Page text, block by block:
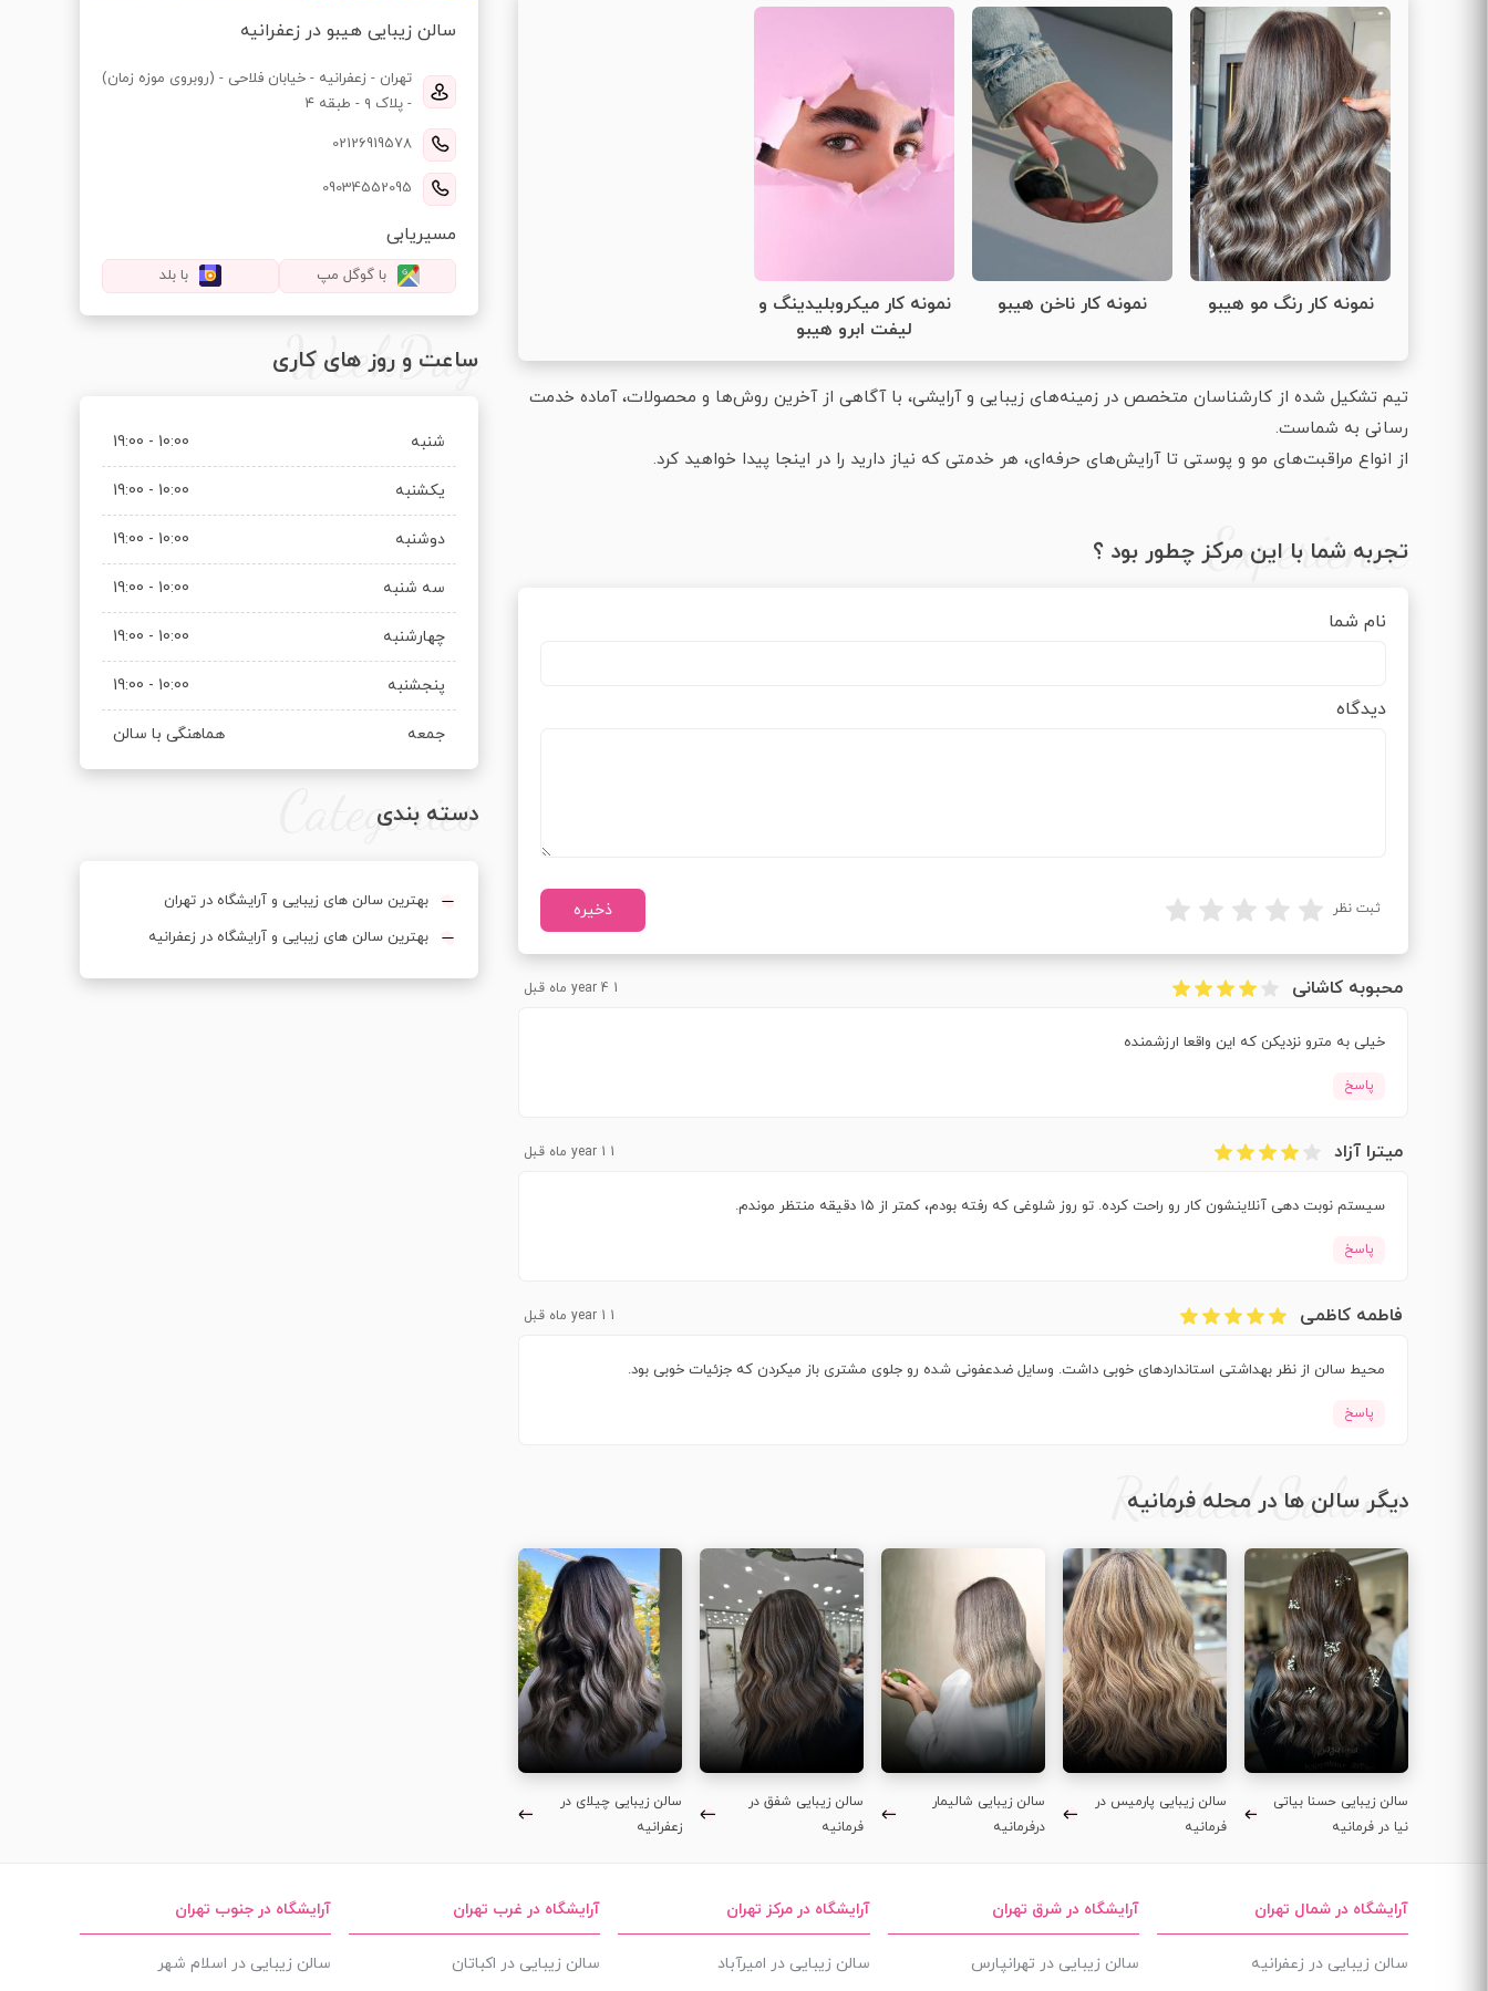
نمونه کار رنگ مو هیبو نمونه کار ناخن هیبو
نمونه کار میکروبلیدینگ و
لیفت ابرو هیبو
تیم تشکیل شده از کارشناسان متخصص در زمینه‌های زیبایی و آرایشی، با آگاهی از آخرین روش‌ها و محصولات، آماده خدمت
رسانی به شماست.
از انواع مراقبت‌های مو و پوستی تا آرایش‌های حرفه‌ای، هر خدمتی که نیاز دارید را در اینجا پیدا خواهید کرد.
Experience
تجربه شما با این مرکز چطور بود ؟
نام شما
ثبت نظر
دیدگاه
محبوبه کاشانی 1 year 4 ماه قبل
خیلی به مترو نزدیکن که این واقعا ارزشمنده
پاسخ
میترا آزاد 1 year 1 ماه قبل
سیستم نوبت‌ دهی آنلاینشون کار رو راحت کرده. تو روز شلوغی که رفته بودم، کمتر از ۱۵ دقیقه منتظر موندم.
پاسخ
فاطمه کاظمی 1 year 1 ماه قبل
محیط سالن از نظر بهداشتی استانداردهای خوبی داشت. وسایل ضدعفونی شده رو جلوی مشتری باز میکردن که جزئیات خوبی بود.
پاسخ
Related Salons
دیگر سالن ها در محله فرمانیه
سالن زیبایی حسنا بیاتی
نیا در فرمانیه
سالن زیبایی پارمیس در
فرمانیه
سالن زیبایی شالیمار
درفرمانیه
سالن زیبایی شفق در
فرمانیه
سالن زیبایی چیلای در
زعفرانیه
سالن زیبایی هیبو در زعفرانیه
تهران - زعفرانیه - خیابان فلاحی - (روبروی موزه زمان)
- پلاک ۹ - طبقه ۴
02126919578
09034552095
مسیریابی
با گوگل مپ با بلد
WeekDay
ساعت و روز های کاری
شنبه 10:00 - 19:00
یکشنبه 10:00 - 19:00
دوشنبه 10:00 - 19:00
سه شنبه 10:00 - 19:00
چهارشنبه 10:00 - 19:00
پنجشنبه 10:00 - 19:00
جمعه هماهنگی با سالن
Categories
دسته بندی
بهترین سالن های زیبایی و آرایشگاه در تهران
بهترین سالن های زیبایی و آرایشگاه در زعفرانیه
آرایشگاه در شمال تهران
سالن زیبایی در زعفرانیه
آرایشگاه در شرق تهران
سالن زیبایی در تهرانپارس
آرایشگاه در مرکز تهران
سالن زیبایی در امیرآباد
آرایشگاه در غرب تهران
سالن زیبایی در اکباتان
آرایشگاه در جنوب تهران
سالن زیبایی در اسلام شهر